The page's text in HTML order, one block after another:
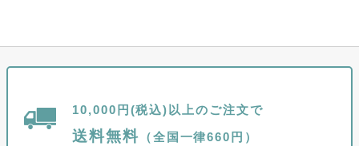
10,000円(税込)以上のご注文で
送料無料 （全国一律660円）